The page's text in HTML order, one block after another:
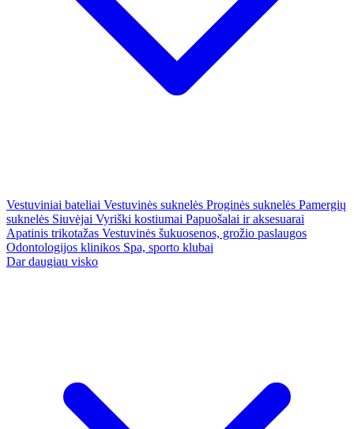
Vestuviniai bateliai Vestuvinės suknelės Proginės suknelės Pamergių
suknelės Siuvėjai Vyriški kostiumai Papuošalai ir aksesuarai
Apatinis trikotažas Vestuvinės šukuosenos, grožio paslaugos
Odontologijos klinikos Spa, sporto klubai
Dar daugiau visko